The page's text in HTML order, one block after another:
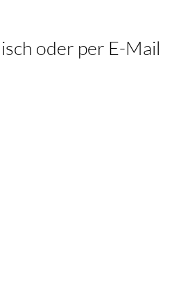
oder per E-Mail